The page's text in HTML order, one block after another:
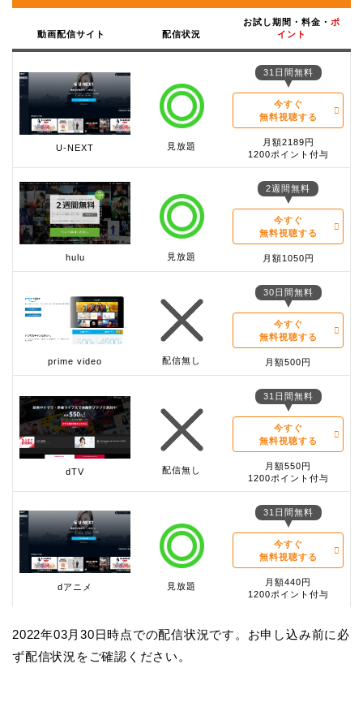
動画配信サイト 配信状況
お試し期間・料金・ ポ
イント
U-NEXT 見放題
31日間無料
今すぐ
無料視聴する
月額2189円
1200ポイント付与
hulu 見放題
2週間無料
今すぐ
無料視聴する
月額1050円
prime video 配信無し
30日間無料
今すぐ
無料視聴する
月額500円
dTV 配信無し
31日間無料
今すぐ
無料視聴する
月額550円
1200ポイント付与
dアニメ 見放題
31日間無料
今すぐ
無料視聴する
月額440円
1200ポイント付与
2022年03月30日時点での配信状況です。お申し込み前に必
ず配信状況をご確認ください。